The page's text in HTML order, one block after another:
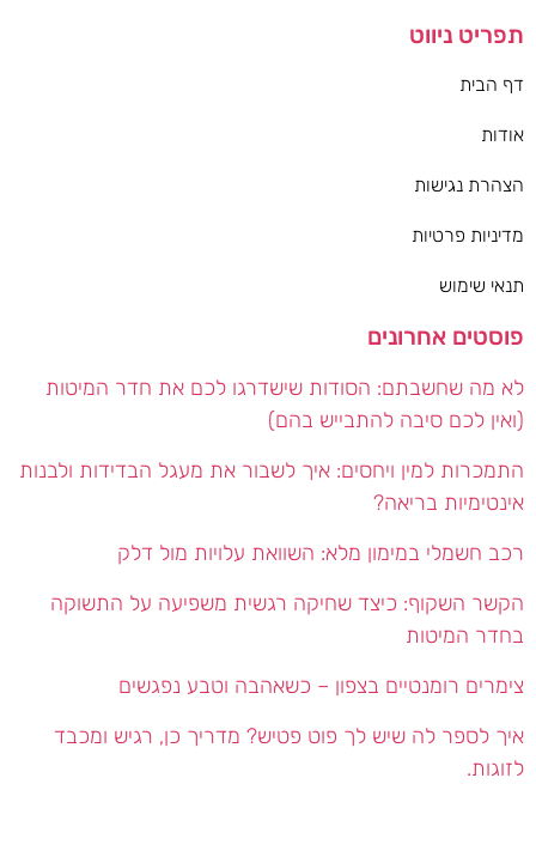
תפריט ניווט
דף הבית
אודות
הצהרת נגישות
מדיניות פרטיות
תנאי שימוש
פוסטים אחרונים
לא מה שחשבתם: הסודות שישדרגו לכם את חדר המיטות
(ואין לכם סיבה להתבייש בהם)
התמכרות למין ויחסים: איך לשבור את מעגל הבדידות ולבנות
אינטימיות בריאה?
רכב חשמלי במימון מלא: השוואת עלויות מול דלק
הקשר השקוף: כיצד שחיקה רגשית משפיעה על התשוקה
בחדר המיטות
צימרים רומנטיים בצפון – כשאהבה וטבע נפגשים
איך לספר לה שיש לך פוט פטיש? מדריך כן, רגיש ומכבד
לזוגות.